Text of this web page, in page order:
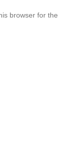
browser for the